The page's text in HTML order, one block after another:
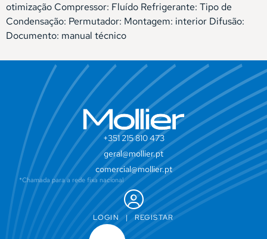
otimização Compressor: Fluído Refrigerante: Tipo de
Condensação: Permutador: Montagem: interior Difusão:
Documento: manual técnico
+351 215 810 473
geral@mollier.pt
comercial@mollier.pt
*Chamada para a rede fixa nacional
LOGIN | REGISTAR